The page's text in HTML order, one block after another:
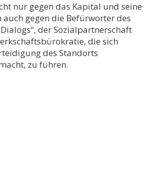
nur gegen das Kapital und seine
auch gegen die Befürworter des
der Sozialpartnerschaft
die sich
des Standorts
zu führen.